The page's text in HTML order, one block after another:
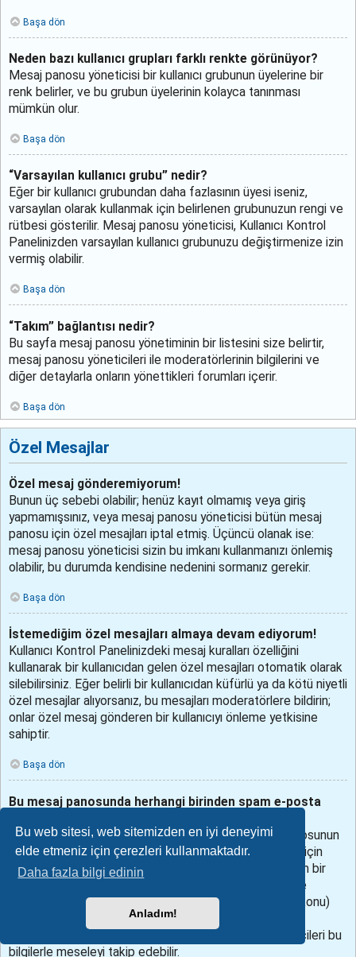
Bu web sitesi, web sitemizden en iyi deneyimi
elde etmeniz için çerezleri kullanmaktadır.
Daha fazla bilgi edinin
Anladım!
Başa dön
Neden bazı kullanıcı grupları farklı renkte görünüyor?
Mesaj panosu yöneticisi bir kullanıcı grubunun üyelerine bir
renk belirler, ve bu grubun üyelerinin kolayca tanınması
mümkün olur.
Başa dön
“Varsayılan kullanıcı grubu” nedir?
Eğer bir kullanıcı grubundan daha fazlasının üyesi iseniz,
varsayılan olarak kullanmak için belirlenen grubunuzun rengi ve
rütbesi gösterilir. Mesaj panosu yöneticisi, Kullanıcı Kontrol
Panelinizden varsayılan kullanıcı grubunuzu değiştirmenize izin
vermiş olabilir.
Başa dön
“Takım” bağlantısı nedir?
Bu sayfa mesaj panosu yönetiminin bir listesini size belirtir,
mesaj panosu yöneticileri ile moderatörlerinin bilgilerini ve
diğer detaylarla onların yönettikleri forumları içerir.
Başa dön
Özel Mesajlar
Özel mesaj gönderemiyorum!
Bunun üç sebebi olabilir; henüz kayıt olmamış veya giriş
yapmamışsınız, veya mesaj panosu yöneticisi bütün mesaj
panosu için özel mesajları iptal etmiş. Üçüncü olanak ise:
mesaj panosu yöneticisi sizin bu imkanı kullanmanızı önlemiş
olabilir, bu durumda kendisine nedenini sormanız gerekir.
Başa dön
İstemediğim özel mesajları almaya devam ediyorum!
Kullanıcı Kontrol Panelinizdeki mesaj kuralları özelliğini
kullanarak bir kullanıcıdan gelen özel mesajları otomatik olarak
silebilirsiniz. Eğer belirli bir kullanıcıdan küfürlü ya da kötü niyetli
özel mesajlar alıyorsanız, bu mesajları moderatörlere bildirin;
onlar özel mesaj gönderen bir kullanıcıyı önleme yetkisine
sahiptir.
Başa dön
Bu mesaj panosunda herhangi birinden spam e-posta
Bunu duyduğumuz için üzgünüz. Aslında, bu mesaj panosunun
sunduğu e-posta gönderme işlevi spamdan korunmak için
birçok önlemi almış durumda. Aldığınız spam e-postanın bir
kopyasını mesaj panosu yöneticisine gönderin. Özellikle
aldığınız e-posta’nın başlık kısmını (to (kime), subject (konu)
vs.) iletmeyi unutmayın, bu kısımda e-postayı gönderen
kullanıcı hakkında bilgiler bulunur. Mesaj panosu yöneticileri bu
bilgilerle meseleyi takip edebilir.